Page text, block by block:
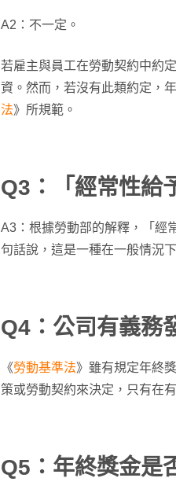
A2：不一定。
若雇主與員工在勞動契約中約
資。然而，若沒有此類約定，
法》所規範。
Q3：「經常性給
A3：根據勞動部的解釋，「經
句話說，這是一種在一般情況
Q4：公司有義務
《勞動基準法》雖有規定年終
策或勞動契約來決定，只有在
Q5：年終獎金是